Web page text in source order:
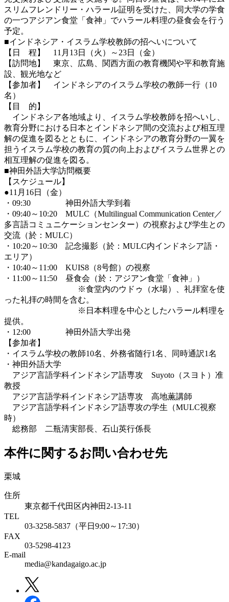
スリムフレンドリー・ハラール証明を受けた、同大学の学食
の一つアジアン食堂「食神」でハラール料理の昼食会を行う
予定。
■インドネシア・イスラム学校教師の招へいについて
【日 程】 11月13日（火）～23日（金）
【訪問地】 東京、広島、関西方面の教育機関や平和教育施
設、観光地など
【参加者】 インドネシアのイスラム学校の教師一行（10
名）
【目 的】
インドネシア各地域より、イスラム学校教師を招へいし、
教育分野における日本とインドネシア間の交流および相互理
解の促進を図るとともに、インドネシアの教育分野の一翼を
担うイスラム学校の教育の質の向上およびイスラム世界との
相互理解の促進を図る。
■神田外語大学訪問概要
【スケジュール】
●11月16日（金）
・09:30 神田外語大学到着
・09:40～10:20 MULC（Multilingual Communication Center／
多言語コミュニケーションセンター）の視察および学生との
交流（於：MULC）
・10:20～10:30 記念撮影（於：MULC内インドネシア語・
エリア）
・10:40～11:00 KUIS8（8号館）の視察
・11:00～11:50 昼食会（於：アジアン食堂「食神」）
※食堂内のウドゥ（水場）、礼拝室を使
った礼拝の時間を含む。
※日本料理を中心としたハラール料理を
提供。
・12:00 神田外語大学出発
【参加者】
・イスラム学校の教師10名、外務省随行1名、同時通訳1名
・神田外語大学
アジア言語学科インドネシア語専攻 Suyoto（スヨト）准
教授
アジア言語学科インドネシア語専攻 高地薫講師
アジア言語学科インドネシア語専攻の学生（MULC視察
時）
総務部 二瓶清実部長、石山英行係長
本件に関するお問い合わせ先
栗城
住所
東京都千代田区内神田2-13-11
TEL
03-3258-5837（平日9:00～17:30）
FAX
03-5298-4123
E-mail
media@kandagaigo.ac.jp